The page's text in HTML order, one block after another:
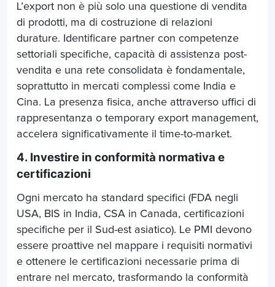
L’export non è più solo una questione di vendita
di prodotti, ma di costruzione di relazioni
durature. Identificare partner con competenze
settoriali specifiche, capacità di assistenza post-
vendita e una rete consolidata è fondamentale,
soprattutto in mercati complessi come India e
Cina. La presenza fisica, anche attraverso uffici di
rappresentanza o temporary export management,
accelera significativamente il time-to-market.
4. Investire in conformità normativa e
certificazioni
Ogni mercato ha standard specifici (FDA negli
USA, BIS in India, CSA in Canada, certificazioni
specifiche per il Sud-est asiatico). Le PMI devono
essere proattive nel mappare i requisiti normativi
e ottenere le certificazioni necessarie prima di
entrare nel mercato, trasformando la conformità